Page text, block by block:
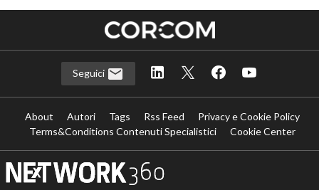
Seguici
About Autori Tags Rss Feed
Privacy e Cookie Policy
Terms&Conditions Contenuti Specialistici
Cookie Center